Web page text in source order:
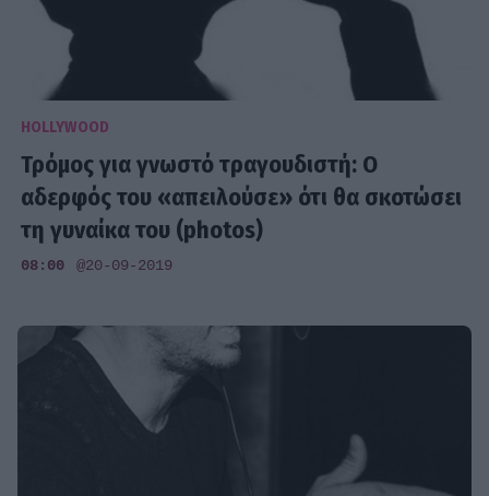
HOLLYWOOD
Τρόμος για γνωστό τραγουδιστή: Ο
αδερφός του «απειλούσε» ότι θα σκοτώσει
τη γυναίκα του (photos)
08:00 @20-09-2019